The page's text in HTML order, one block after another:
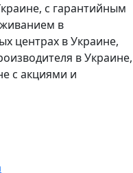
с гарантийным
в
центрах в Украине,
в Украине,
с акциями и